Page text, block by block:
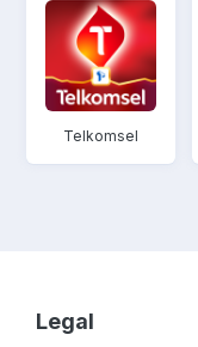
Telkomsel
Legal